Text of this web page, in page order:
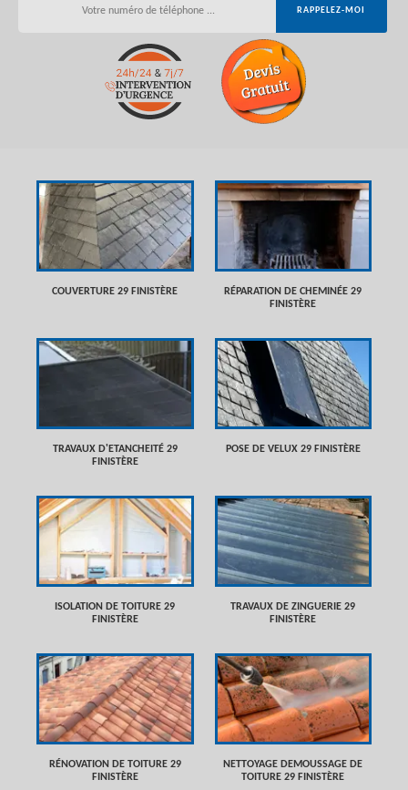
COUVERTURE 29 FINISTÈRE
RÉPARATION DE CHEMINÉE 29
FINISTÈRE
TRAVAUX D'ETANCHEITÉ 29
FINISTÈRE
POSE DE VELUX 29 FINISTÈRE
ISOLATION DE TOITURE 29
FINISTÈRE
TRAVAUX DE ZINGUERIE 29
FINISTÈRE
RÉNOVATION DE TOITURE 29
FINISTÈRE
NETTOYAGE DEMOUSSAGE DE
TOITURE 29 FINISTÈRE